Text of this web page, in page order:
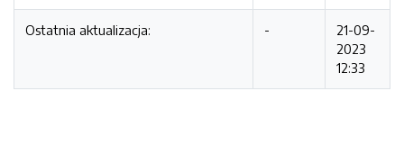
Ostatnia aktualizacja: -
21-09-
2023
12:33